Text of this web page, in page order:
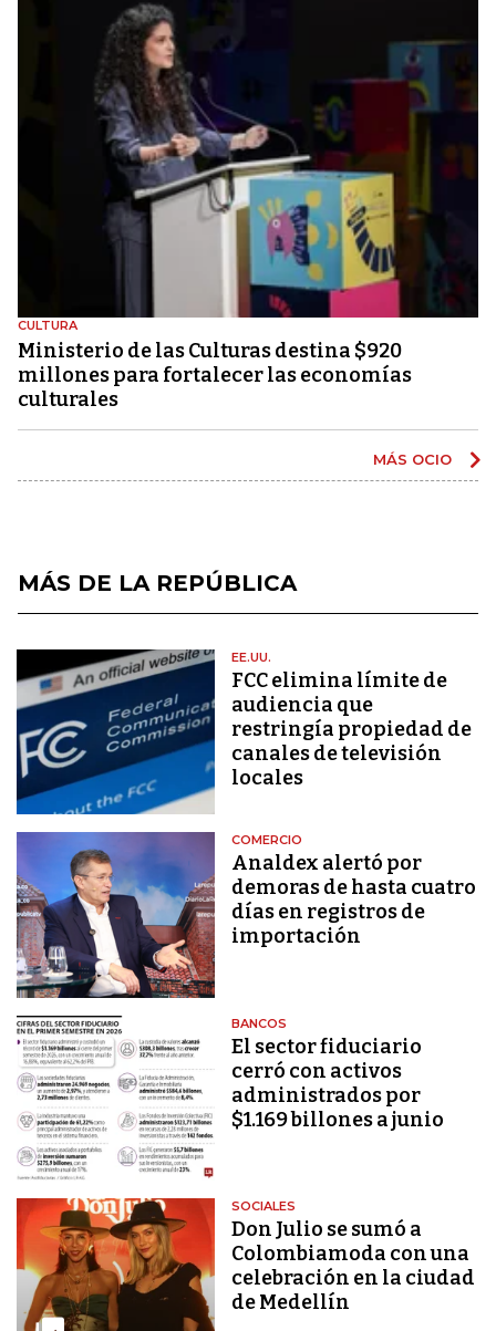
CULTURA
Ministerio de las Culturas destina $920
millones para fortalecer las economías
culturales
MÁS OCIO
MÁS DE LA REPÚBLICA
EE.UU.
FCC elimina límite de
audiencia que
restringía propiedad de
canales de televisión
locales
COMERCIO
Analdex alertó por
demoras de hasta cuatro
días en registros de
importación
BANCOS
El sector fiduciario
cerró con activos
administrados por
$1.169 billones a junio
SOCIALES
Don Julio se sumó a
Colombiamoda con una
celebración en la ciudad
de Medellín